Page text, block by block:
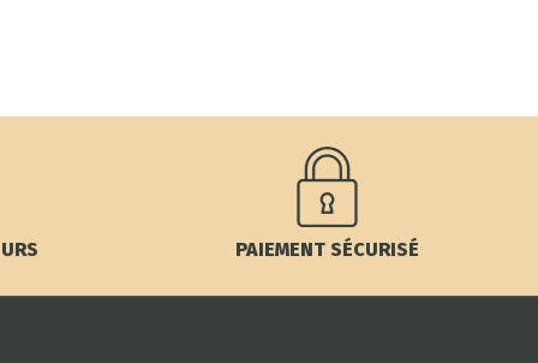
PAIEMENT SÉCURISÉ